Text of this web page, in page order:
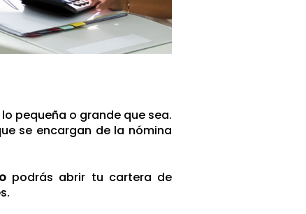
pequeña o grande que sea.
se encargan de la nómina
podrás abrir tu cartera de